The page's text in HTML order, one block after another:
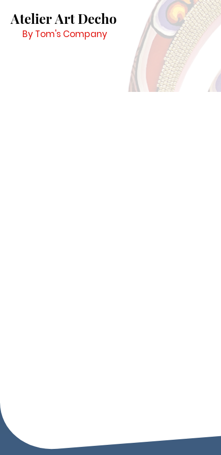
Atelier Art Decho
By Tom's Company